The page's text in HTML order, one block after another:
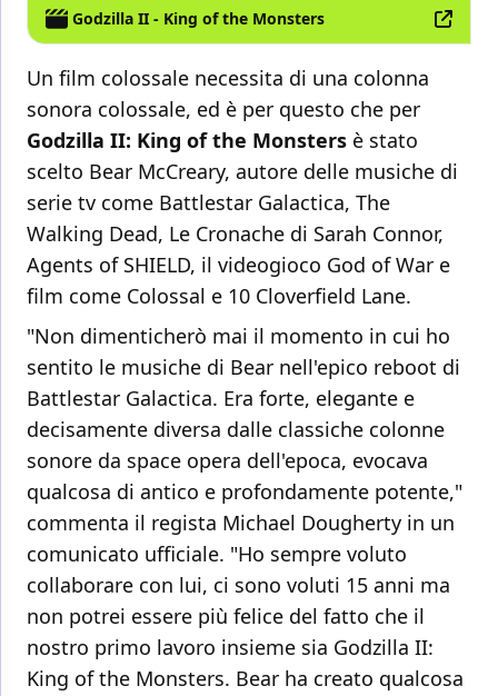
Godzilla II - King of the Monsters
Un film colossale necessita di una colonna
sonora colossale, ed è per questo che per
Godzilla II: King of the Monsters è stato
scelto Bear McCreary, autore delle musiche di
serie tv come Battlestar Galactica, The
Walking Dead, Le Cronache di Sarah Connor,
Agents of SHIELD, il videogioco God of War e
film come Colossal e 10 Cloverfield Lane.
"Non dimenticherò mai il momento in cui ho
sentito le musiche di Bear nell'epico reboot di
Battlestar Galactica. Era forte, elegante e
decisamente diversa dalle classiche colonne
sonore da space opera dell'epoca, evocava
qualcosa di antico e profondamente potente,"
commenta il regista Michael Dougherty in un
comunicato ufficiale. "Ho sempre voluto
collaborare con lui, ci sono voluti 15 anni ma
non potrei essere più felice del fatto che il
nostro primo lavoro insieme sia Godzilla II:
King of the Monsters. Bear ha creato qualcosa